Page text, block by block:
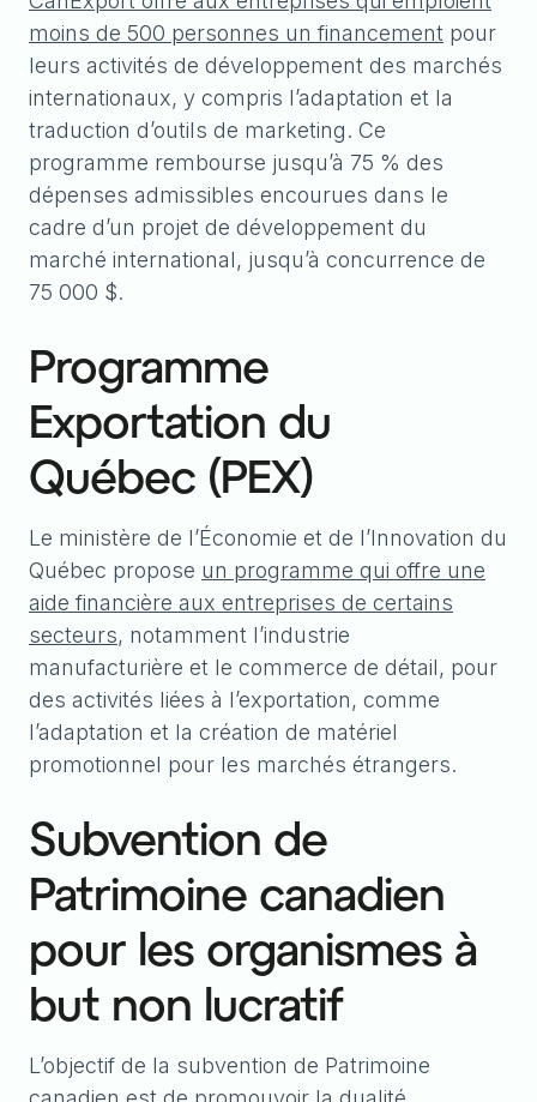
moins de 500 personnes un financement pour
leurs activités de développement des marchés
internationaux, y compris l’adaptation et la
traduction d’outils de marketing. Ce
programme rembourse jusqu’à 75 % des
dépenses admissibles encourues dans le
cadre d’un projet de développement du
marché international, jusqu’à concurrence de
75 000 $.
Programme
Exportation du
Québec (PEX)
Le ministère de l’Économie et de l’Innovation du
Québec propose un programme qui offre une
aide financière aux entreprises de certains
secteurs, notamment l’industrie
manufacturière et le commerce de détail, pour
des activités liées à l’exportation, comme
l’adaptation et la création de matériel
promotionnel pour les marchés étrangers.
Subvention de
Patrimoine canadien
pour les organismes à
but non lucratif
L’objectif de la subvention de Patrimoine